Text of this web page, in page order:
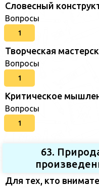
Словесный
Вопросы
1
Творческая
Вопросы
1
Критическое
Вопросы
1
63.
Для тех, кто